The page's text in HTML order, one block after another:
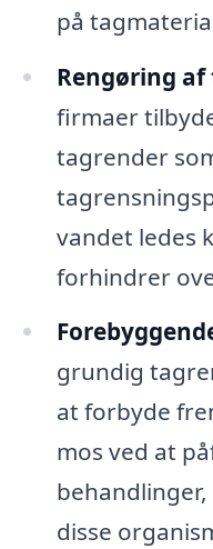
på
Rengøring
firmaer
tagrender
vandet ledes
forhindrer
grundig
at forbyde
mos ved at
disse